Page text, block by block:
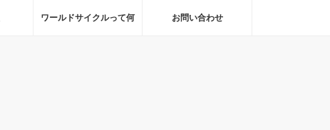
ワールドサイクルって何 お問い合わせ